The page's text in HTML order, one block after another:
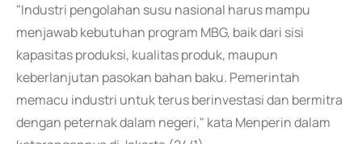
"Industri pengolahan susu nasional harus mampu
menjawab kebutuhan program MBG, baik dari sisi
kapasitas produksi, kualitas produk, maupun
keberlanjutan pasokan bahan baku. Pemerintah
memacu industri untuk terus berinvestasi dan bermitra
dengan peternak dalam negeri," kata Menperin dalam